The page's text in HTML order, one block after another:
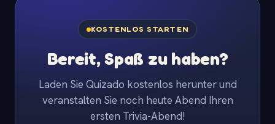
KOSTENLOS STARTEN
Bereit, Spaß zu haben?
Laden Sie Quizado kostenlos herunter und
veranstalten Sie noch heute Abend Ihren
ersten Trivia-Abend!